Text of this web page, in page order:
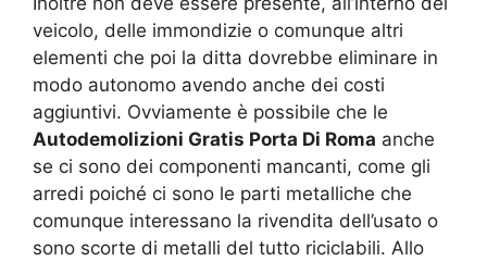
veicolo, delle immondizie o comunque altri
elementi che poi la ditta dovrebbe eliminare in
modo autonomo avendo anche dei costi
aggiuntivi. Ovviamente è possibile che le
Autodemolizioni Gratis Porta Di Roma anche
se ci sono dei componenti mancanti, come gli
arredi poiché ci sono le parti metalliche che
comunque interessano la rivendita dell’usato o
sono scorte di metalli del tutto riciclabili. Allo